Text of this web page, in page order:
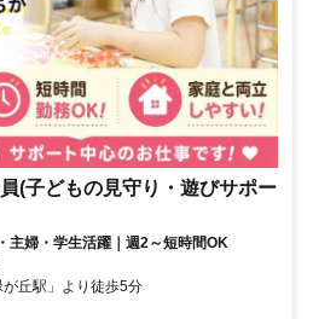
(子どもの見守り・遊びサポー
主婦・学生活躍｜週2～短時間OK
丘駅」より徒歩5分